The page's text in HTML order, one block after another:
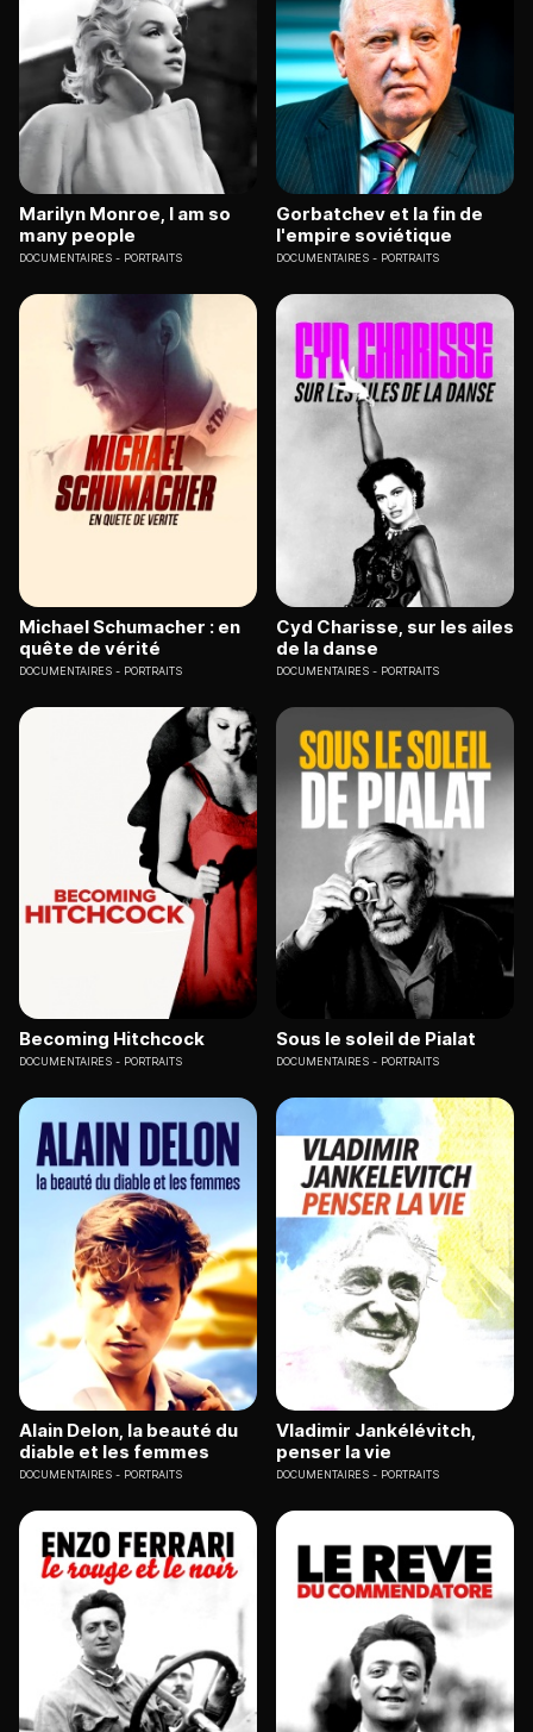
Marilyn Monroe, I am so
many people
DOCUMENTAIRES PORTRAITS
Gorbatchev et la fin de
l'empire soviétique
DOCUMENTAIRES PORTRAITS
Michael Schumacher : en
quête de vérité
DOCUMENTAIRES PORTRAITS
Cyd Charisse, sur les ailes
de la danse
DOCUMENTAIRES PORTRAITS
Becoming Hitchcock
DOCUMENTAIRES PORTRAITS
Sous le soleil de Pialat
DOCUMENTAIRES PORTRAITS
Alain Delon, la beauté du
diable et les femmes
DOCUMENTAIRES PORTRAITS
Vladimir Jankélévitch,
penser la vie
DOCUMENTAIRES PORTRAITS